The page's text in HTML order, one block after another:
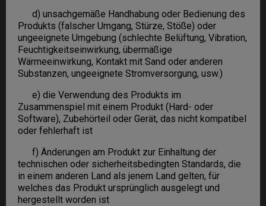
d) unsachgemäße Handhabung oder Bedienung des
Produkts (falscher Umgang, Stürze, Stöße) oder
ungeeignete Umgebung (schlechte Belüftung, Vibration,
Feuchtigkeitseinwirkung, übermäßige
Wärmeeinwirkung, Kontakt mit Sand oder anderen
Substanzen, ungeeignete Stromversorgung, usw.)
e) die Verwendung des Produkts im
Zusammenspiel mit einem Produkt (Hard- oder
Software), Zubehörteil oder Gerät, das nicht kompatibel
oder fehlerhaft ist
f) Änderungen am Produkt zur Einhaltung der
technischen oder sicherheitsbedingten Standards, die
in einem anderen Land als jenem Land gelten, für
welches das Produkt ursprünglich ausgelegt und
hergestellt worden ist